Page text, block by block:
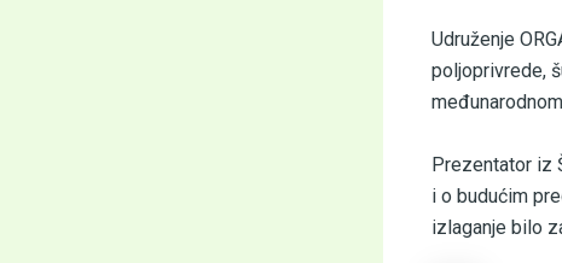
Udruženje
poljoprivrede,
Prezentator iz
i o budućim
izlaganje bilo